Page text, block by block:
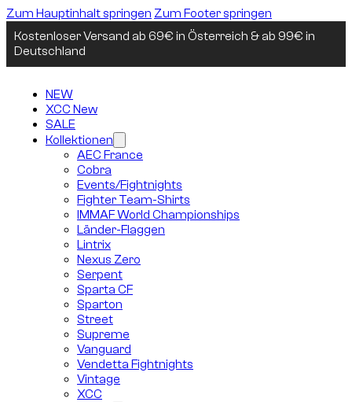
Zum Hauptinhalt springen Zum Footer springen
Kostenloser Versand ab 69€ in Österreich & ab 99€ in
Deutschland
NEW
XCC New
SALE
Kollektionen
AEC France
Cobra
Events/Fightnights
Fighter Team-Shirts
IMMAF World Championships
Länder-Flaggen
Lintrix
Nexus Zero
Serpent
Sparta CF
Sparton
Street
Supreme
Vanguard
Vendetta Fightnights
Vintage
XCC